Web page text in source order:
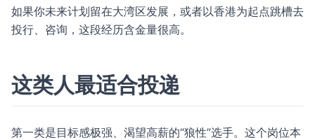
如果你未来计划留在大湾区发展，或者以香港为起点跳槽去
投行、咨询，这段经历含金量很高。
这类人最适合投递
第一类是目标感极强、渴望高薪的“狼性”选手。这个岗位本